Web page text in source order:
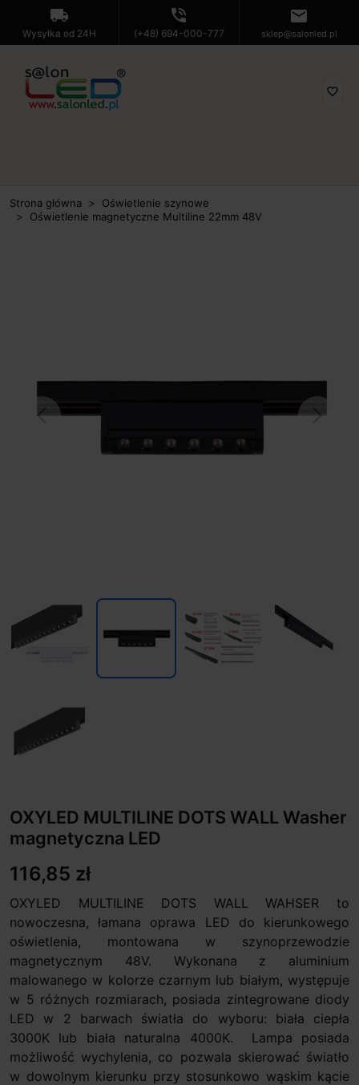
local_shipping
Wysyłka od 24H
phone_in_talk
(+48) 694-000-777
mail
sklep@salonled.pl
favorite_border
Strona główna
Oświetlenie szynowe
Oświetlenie magnetyczne Multiline 22mm 48V
Previous Next
OXYLED MULTILINE DOTS WALL Washer
magnetyczna LED
116,85 zł
OXYLED MULTILINE DOTS WALL WAHSER to
nowoczesna, łamana oprawa LED do kierunkowego
oświetlenia, montowana w szynoprzewodzie
magnetycznym 48V. Wykonana z aluminium
malowanego w kolorze czarnym lub białym, występuje
w 5 różnych rozmiarach, posiada zintegrowane diody
LED w 2 barwach światła do wyboru: biała ciepła
3000K lub biała naturalna 4000K. Lampa posiada
możliwość wychylenia, co pozwala skierować światło
w dowolnym kierunku przy stosunkowo wąskim kącie